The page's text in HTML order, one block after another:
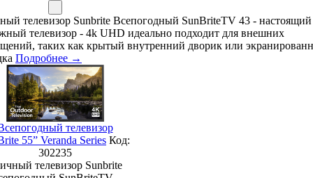
телевизор Sunbrite Всепогодный SunBriteTV 43 - настоящий
телевизор - 4k UHD идеально подходит для внешних
таких как крытый внутренний дворик или
Подробнее →
телевизор
55” Veranda Series Код:
302235
телевизор Sunbrite